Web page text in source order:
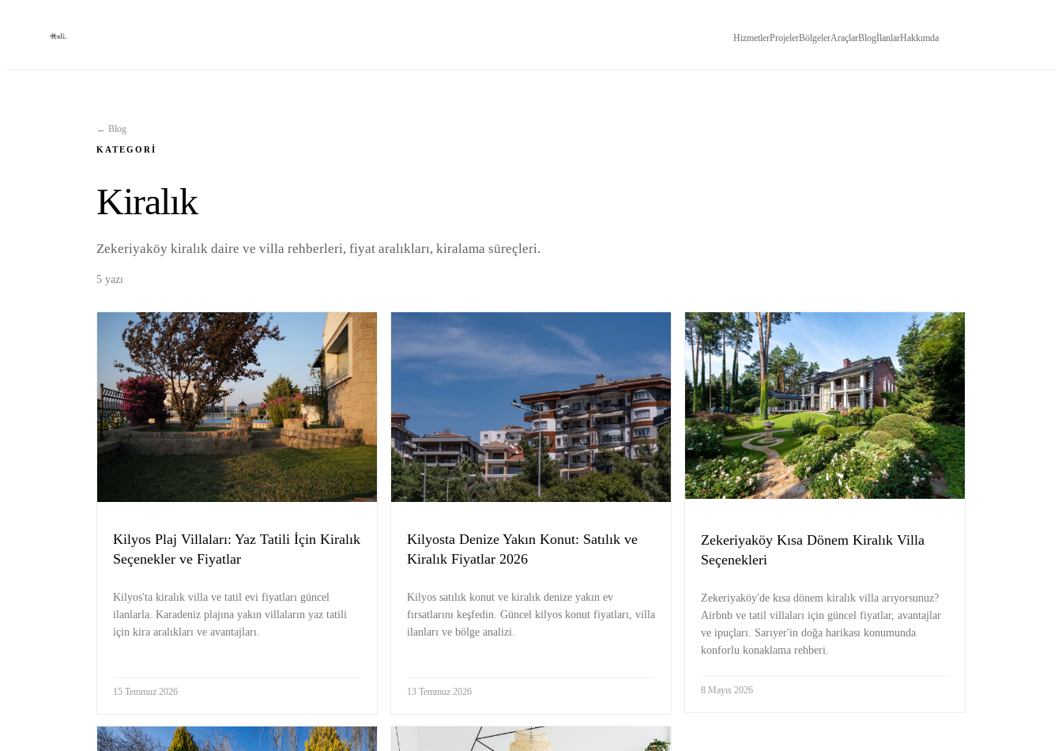
HizmetlerProjelerBölgelerAraçlarBlogİlanlarHakkımda
← Blog
KATEGORI
Kiralık
Zekeriyaköy kiralık daire ve villa rehberleri, fiyat aralıkları, kiralama süreçleri.
5 yazı
Kilyos Plaj Villaları: Yaz Tatili İçin Kiralık
Seçenekler ve Fiyatlar
Kilyos'ta kiralık villa ve tatil evi fiyatları güncel
ilanlarla. Karadeniz plajına yakın villaların yaz tatili
için kira aralıkları ve avantajları.
15 Temmuz 2026
Kilyosta Denize Yakın Konut: Satılık ve
Kiralık Fiyatlar 2026
Kilyos satılık konut ve kiralık denize yakın ev
fırsatlarını keşfedin. Güncel kilyos konut fiyatları, villa
ilanları ve bölge analizi.
13 Temmuz 2026
Zekeriyaköy Kısa Dönem Kiralık Villa
Seçenekleri
Zekeriyaköy'de kısa dönem kiralık villa arıyorsunuz?
Airbnb ve tatil villaları için güncel fiyatlar, avantajlar
ve ipuçları. Sarıyer'in doğa harikası konumunda
konforlu konaklama rehberi.
8 Mayıs 2026